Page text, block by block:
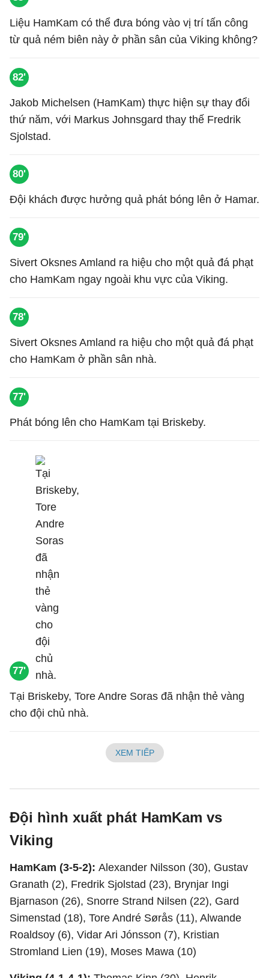
Liệu HamKam có thể đưa bóng vào vị trí tấn công
từ quả ném biên này ở phần sân của Viking không?
82'
Jakob Michelsen (HamKam) thực hiện sự thay đổi
thứ năm, với Markus Johnsgard thay thế Fredrik
Sjolstad.
80'
Đội khách được hưởng quả phát bóng lên ở Hamar.
79'
Sivert Oksnes Amland ra hiệu cho một quả đá phạt
cho HamKam ngay ngoài khu vực của Viking.
78'
Sivert Oksnes Amland ra hiệu cho một quả đá phạt
cho HamKam ở phần sân nhà.
77'
Phát bóng lên cho HamKam tại Briskeby.
77'
Tại Briskeby, Tore Andre Soras đã nhận thẻ vàng
cho đội chủ nhà.
XEM TIẾP
Đội hình xuất phát HamKam vs
Viking
HamKam (3-5-2): Alexander Nilsson (30), Gustav
Granath (2), Fredrik Sjolstad (23), Brynjar Ingi
Bjarnason (26), Snorre Strand Nilsen (22), Gard
Simenstad (18), Tore André Sørås (11), Alwande
Roaldsoy (6), Vidar Ari Jónsson (7), Kristian
Stromland Lien (19), Moses Mawa (10)